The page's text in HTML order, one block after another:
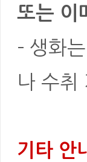
또는
- 생화
나 수취
기타 안